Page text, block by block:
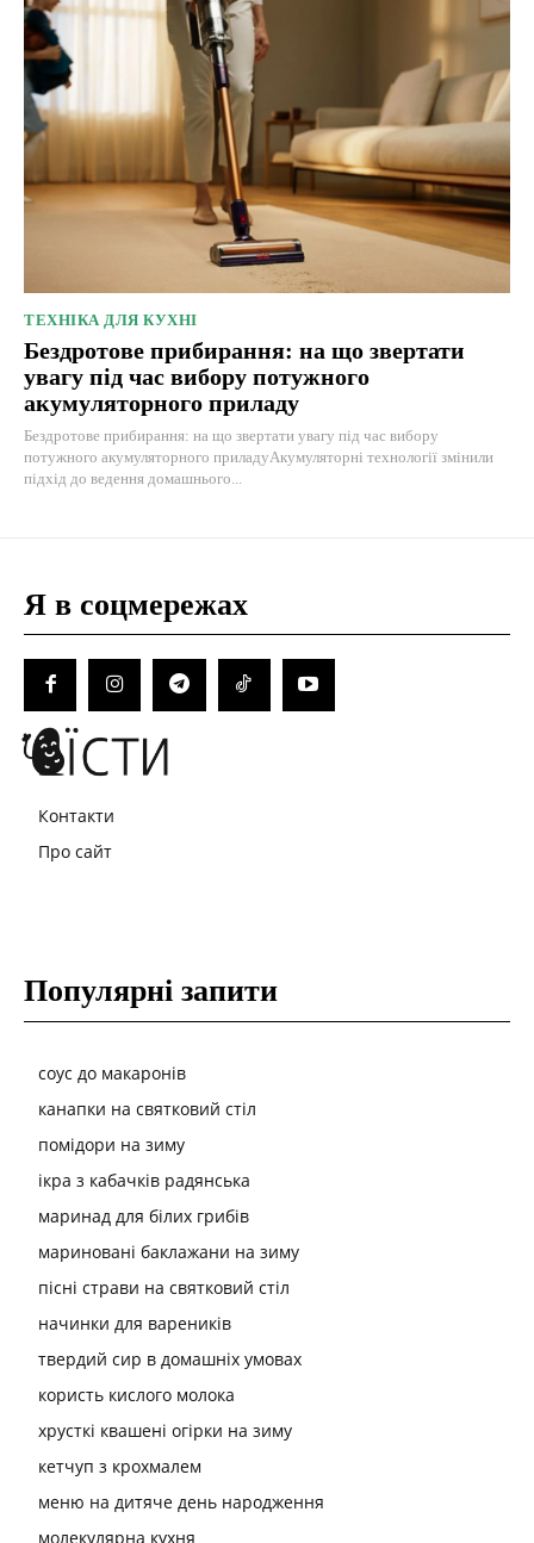
ТЕХНІКА ДЛЯ КУХНІ
Бездротове прибирання: на що звертати
увагу під час вибору потужного
акумуляторного приладу
Бездротове прибирання: на що звертати увагу під час вибору
потужного акумуляторного приладуАкумуляторні технології змінили
підхід до ведення домашнього...
Я в соцмережах
Контакти
Про сайт
Популярні запити
соус до макаронів
канапки на святковий стіл
помідори на зиму
ікра з кабачків радянська
маринад для білих грибів
мариновані баклажани на зиму
пісні страви на святковий стіл
начинки для вареників
твердий сир в домашніх умовах
користь кислого молока
хрусткі квашені огірки на зиму
кетчуп з крохмалем
меню на дитяче день народження
молекулярна кухня